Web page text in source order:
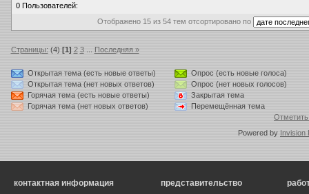
0 Пользователей:
Отображено 15 из 54 тем отсортировано по
Страницы: (4) [1] 2 3... Последняя »
Открытая тема (есть новые ответы)
Открытая тема (нет новых ответов)
Горячая тема (есть новые ответы)
Горячая тема (нет новых ответов)
Опрос (есть новые голоса)
Опрос (нет новых голосов)
Закрытая тема
Перемещённая тема
Powered by Invision
контактная информация представительство